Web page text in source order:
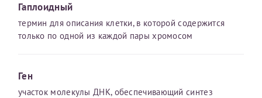
Гаплоидный
термин для описания клетки, в которой содержится
только по одной из каждой пары хромосом
Ген
участок молекулы ДНК, обеспечивающий синтез